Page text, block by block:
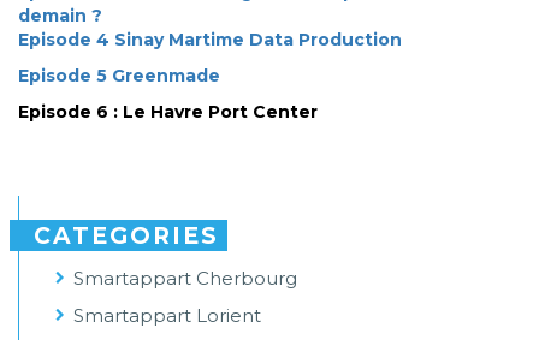
demain ?
Episode 4 Sinay Martime Data Production
Episode 5 Greenmade
Episode 6 : Le Havre Port Center
CATEGORIES
Smartappart Cherbourg
Smartappart Lorient